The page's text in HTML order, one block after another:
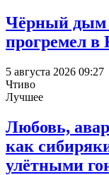
Чёрный дым
прогремел в
5 августа 2026 09:27
Чтиво
Лучшее
Любовь,
как
улётными